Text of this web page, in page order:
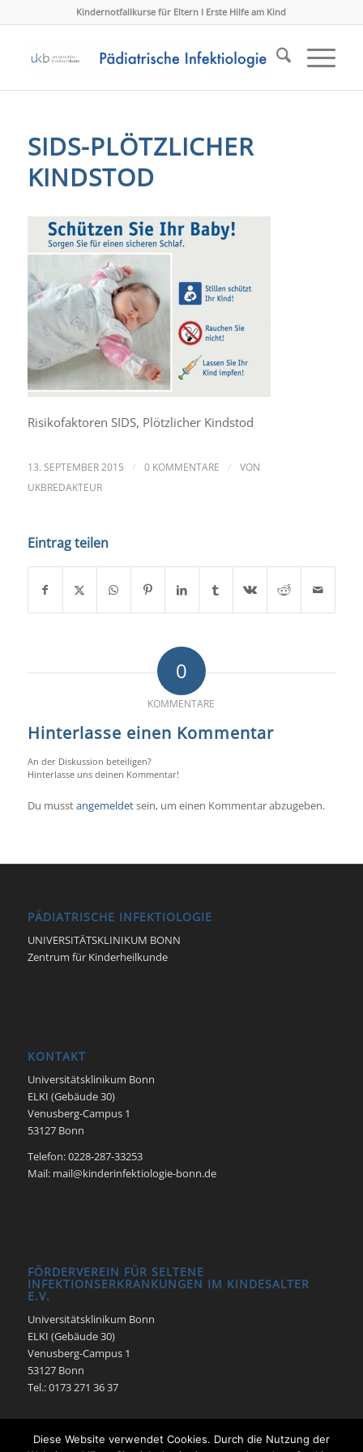
Kindernotfallkurse für Eltern I Erste Hilfe am Kind
SIDS-PLÖTZLICHER
KINDSTOD
Risikofaktoren SIDS, Plötzlicher Kindstod
13. SEPTEMBER 2015 / 0 KOMMENTARE /
VON
UKBREDAKTEUR
Eintrag teilen
0
KOMMENTARE
Hinterlasse einen Kommentar
An der Diskussion beteiligen?
Hinterlasse uns deinen Kommentar!
Du musstangemeldetsein, um einen Kommentar abzugeben.
PÄDIATRISCHE INFEKTIOLOGIE
UNIVERSITÄTSKLINIKUM BONN
Zentrum für Kinderheilkunde
KONTAKT
Universitätsklinikum Bonn
ELKI (Gebäude 30)
Venusberg-Campus 1
53127 Bonn
Telefon: 0228-287-33253
Mail: mail@kinderinfektiologie-bonn.de
FÖRDERVEREIN FÜR SELTENE
INFEKTIONSERKRANKUNGEN IM KINDESALTER
E.V.
Universitätsklinikum Bonn
ELKI (Gebäude 30)
Venusberg-Campus 1
53127 Bonn
Tel.: 0173 271 36 37
Diese Website verwendet Cookies. Durch die Nutzung der